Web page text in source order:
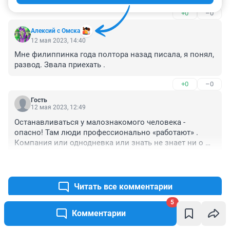
Комментарии
5
жизни, преступники не дремлют.
+0 –0
Алексий с Омска
12 мая 2023, 14:40
Мне филиппинка года полтора назад писала, я понял,
развод. Звала приехать .
+0 –0
Гость
12 мая 2023, 12:49
Останавливаться у малознакомого человека -
опасно! Там люди профессионально «работают» .
Компания или однодневка или знать не знает ни о
Читать все комментарии